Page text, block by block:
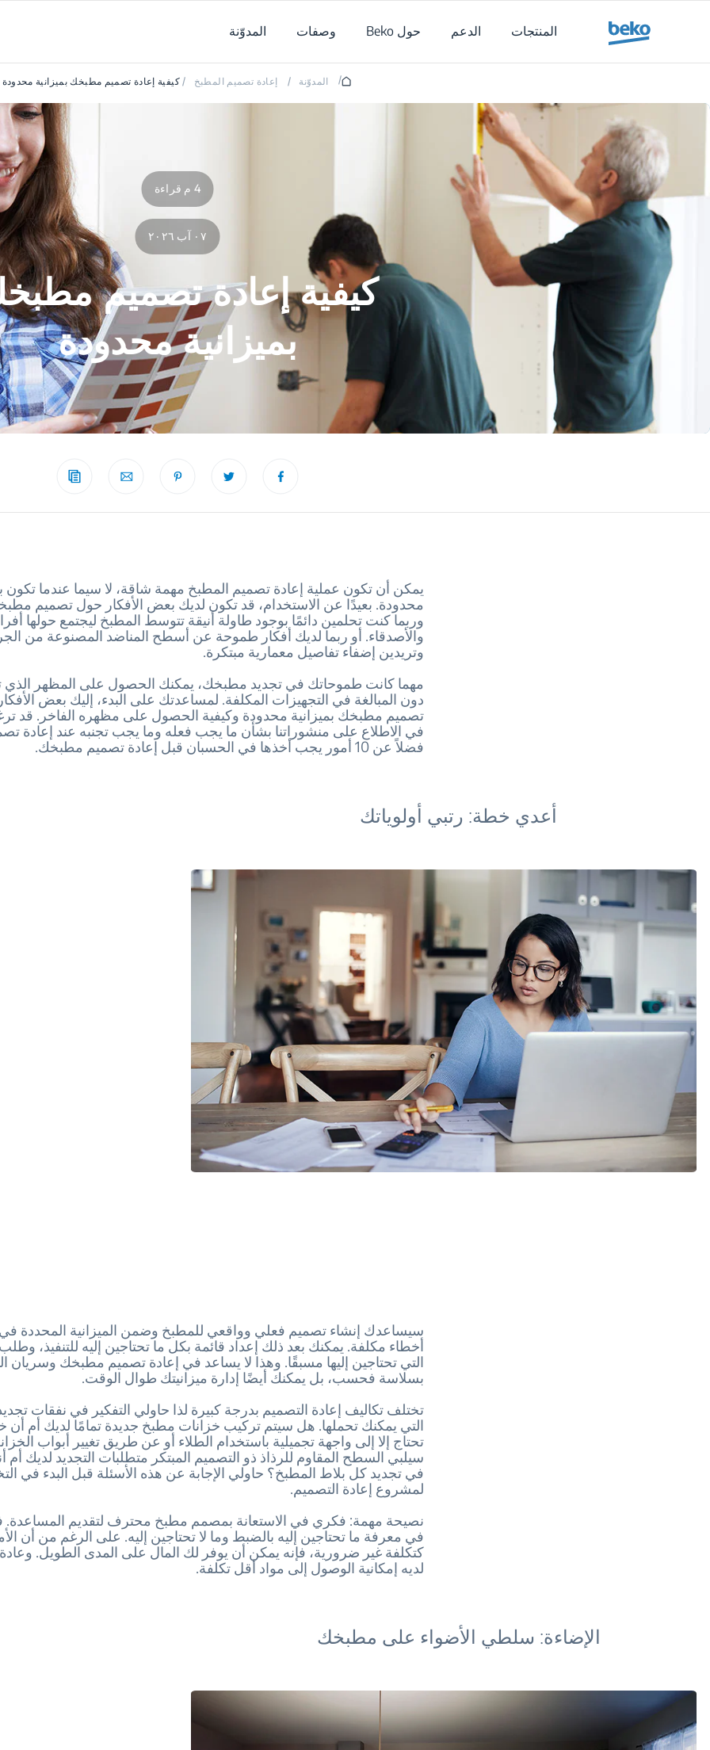
المنتجات
الدعم حول Beko وصفات المدوّنة
/ المدوّنة / إعادة تصميم المطبخ / كيفية إعادة تصميم مطبخك بميزانية محدودة
4 م قراءة
٠٧ آب ٢٠٢٦
كيفية إعادة تصميم
بميزانية محدودة
يمكن أن تكون عملية إعادة تصميم المطبخ مهمة شاقة، لا سيما عندما تكون
محدودة. بعيدًا عن الاستخدام، قد تكون لديك بعض الأفكار حول تصميم
وربما كنت تحلمين دائمًا بوجود طاولة أنيقة تتوسط المطبخ ليجتمع حولها
والأصدقاء. أو ربما لديك أفكار طموحة عن أسطح المناضد المصنوعة من
وتريدين إضفاء تفاصيل معمارية مبتكرة.
مهما كانت طموحاتك في تجديد مطبخك، يمكنك الحصول على المظهر الذي
دون المبالغة في التجهيزات المكلفة. لمساعدتك على البدء، إليك بعض
تصميم مطبخك بميزانية محدودة وكيفية الحصول على مظهره الفاخر. قد
في الاطلاع على منشوراتنا بشأن ما يجب فعله وما يجب تجنبه عند إعادة
فضلاً عن 10 أمور يجب أخذها في الحسبان قبل إعادة تصميم مطبخك.
أعدي خطة: رتبي أولوياتك
سيساعدك إنشاء تصميم فعلي وواقعي للمطبخ وضمن الميزانية المحددة
أخطاء مكلفة. يمكنك بعد ذلك إعداد قائمة بكل ما تحتاجين إليه للتنفيذ،
التي تحتاجين إليها مسبقًا. وهذا لا يساعد في إعادة تصميم مطبخك وسريان
بسلاسة فحسب، بل يمكنك أيضًا إدارة ميزانيتك طوال الوقت.
تختلف تكاليف إعادة التصميم بدرجة كبيرة لذا حاولي التفكير في نفقات
التي يمكنك تحملها. هل سيتم تركيب خزانات مطبخ جديدة تمامًا لديك أم أن
تحتاج إلا إلى واجهة تجميلية باستخدام الطلاء أو عن طريق تغيير أبواب
سيلبي السطح المقاوم للرذاذ ذو التصميم المبتكر متطلبات التجديد لديك أم
في تجديد كل بلاط المطبخ؟ حاولي الإجابة عن هذه الأسئلة قبل البدء في
لمشروع إعادة التصميم.
نصيحة مهمة: فكري في الاستعانة بمصمم مطبخ محترف لتقديم المساعدة.
في معرفة ما تحتاجين إليه بالضبط وما لا تحتاجين إليه. على الرغم من أن
كتكلفة غير ضرورية، فإنه يمكن أن يوفر لك المال على المدى الطويل.
لديه إمكانية الوصول إلى مواد أقل تكلفة.
الإضاءة: سلطي الأضواء على مطبخك